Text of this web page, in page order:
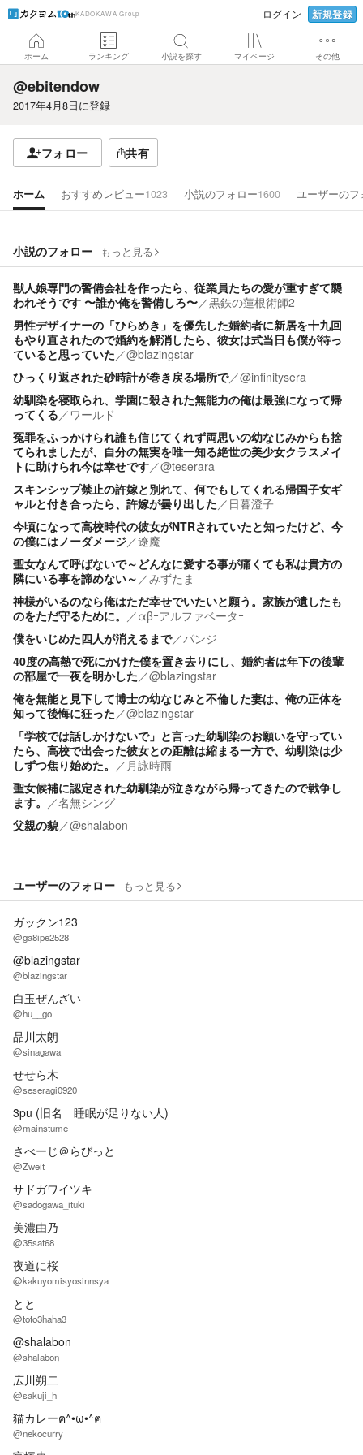
KADOKAWA Group ログイン 新規登録
ホーム ランキング 小説を探す マイページ その他
@ebitendow
2017年4月8日に登録
フォロー 共有
ホーム おすすめレビュー1023 小説のフォロー1600 ユーザーの
小説のフォロー もっと見る
獣人娘専門の警備会社を作ったら、従業員たちの愛が重すぎて襲
われそうです 〜誰か俺を警備しろ〜／黒鉄の蓮根術師2
男性デザイナーの「ひらめき」を優先した婚約者に新居を十九回
もやり直されたので婚約を解消したら、彼女は式当日も僕が待っ
ていると思っていた／@blazingstar
ひっくり返された砂時計が巻き戻る場所で／@infinitysera
幼馴染を寝取られ、学園に殺された無能力の俺は最強になって帰
ってくる／ ワールド
冤罪をふっかけられ誰も信じてくれず両思いの幼なじみからも捨
てられましたが、自分の無実を唯一知る絶世の美少女クラスメイ
トに助けられ今は幸せです／@teserara
スキンシップ禁止の許嫁と別れて、何でもしてくれる帰国子女ギ
ャルと付き合ったら、許嫁が曇り出した／ 日暮澄子
今頃になって高校時代の彼女がNTRされていたと知ったけど、今
の僕にはノーダメージ／遼魔
聖女なんて呼ばないで～どんなに愛する事が痛くても私は貴方の
隣にいる事を諦めない～ ／みずたま
神様がいるのなら俺はただ幸せでいたいと願う。家族が遺したも
のをただ守るために。 ／αβｰアルファベータｰ
僕をいじめた四人が消えるまで／パンジ
40度の高熱で死にかけた僕を置き去りにし、婚約者は年下の後輩
の部屋で一夜を明かした／@blazingstar
俺を無能と見下して博士の幼なじみと不倫した妻は、俺の正体を
知って後悔に狂った／@blazingstar
「学校では話しかけないで」と言った幼馴染のお願いを守ってい
たら、高校で出会った彼女との距離は縮まる一方で、幼馴染は少
しずつ焦り始めた。 ／ 月詠時雨
聖女候補に認定された幼馴染が泣きながら帰ってきたので戦争し
ます。 ／名無シング
父親の貌／@shalabon
ユーザーのフォロー もっと見る
ガックン123
@ga8ipe2528
@blazingstar
@blazingstar
白玉ぜんざい
@hu__go
品川太朗
@sinagawa
せせら木
@seseragi0920
3pu (旧名 睡眠が足りない人)
@mainstume
さべーじ＠らびっと
@Zweit
サドガワイツキ
@sadogawa_ituki
美濃由乃
@35sat68
夜道に桜
@kakuyomisyosinnsya
とと
@toto3haha3
@shalabon
@shalabon
広川朔二
@sakuji_h
猫カレーฅ^•ω•^ฅ
@nekocurry